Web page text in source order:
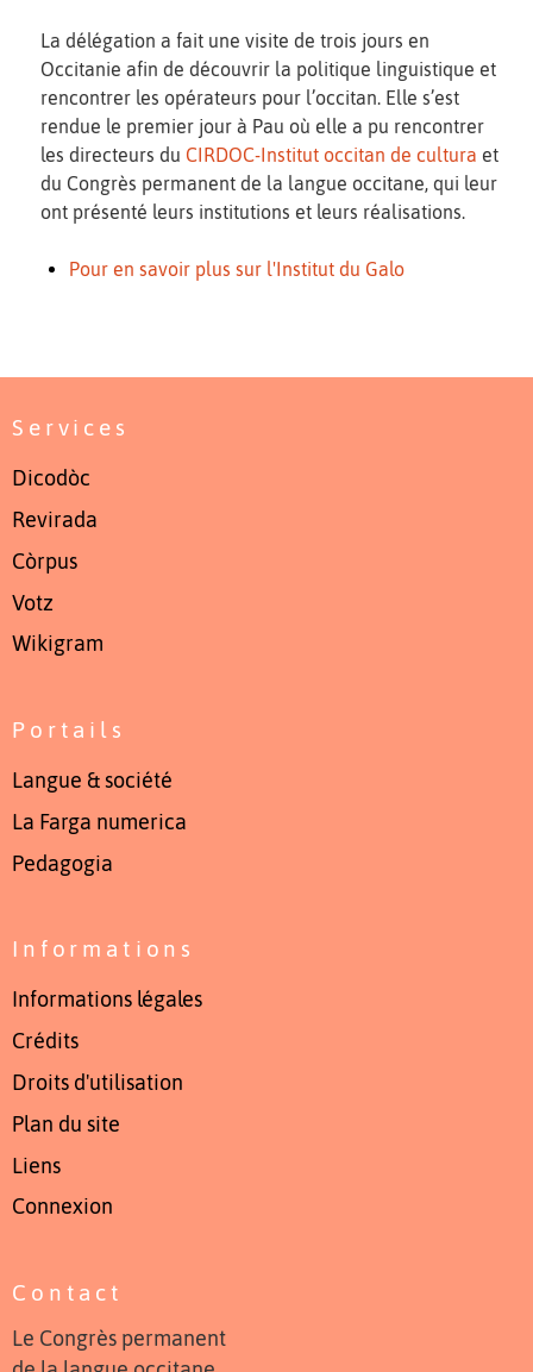
La délégation a fait une visite de trois jours en
Occitanie afin de découvrir la politique linguistique et
rencontrer les opérateurs pour l’occitan. Elle s’est
rendue le premier jour à Pau où elle a pu rencontrer
les directeurs du CIRDOC-Institut occitan de cultura et
du Congrès permanent de la langue occitane, qui leur
ont présenté leurs institutions et leurs réalisations.
Pour en savoir plus sur l'Institut du Galo
Services
Dicodòc
Revirada
Còrpus
Votz
Wikigram
Portails
Langue & société
La Farga numerica
Pedagogia
Informations
Informations légales
Crédits
Droits d'utilisation
Plan du site
Liens
Connexion
Contact
Le Congrès permanent